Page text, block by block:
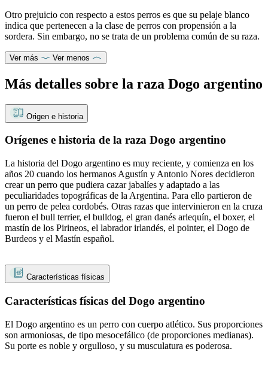
Otro prejuicio con respecto a estos perros es que su pelaje blanco
indica que pertenecen a la clase de perros con propensión a la
sordera. Sin embargo, no se trata de un problema común de su raza.
Ver más Ver menos
Más detalles sobre la raza Dogo argentino
Origen e historia
Orígenes e historia de la raza Dogo argentino
La historia del Dogo argentino es muy reciente, y comienza en los
años 20 cuando los hermanos Agustín y Antonio Nores decidieron
crear un perro que pudiera cazar jabalíes y adaptado a las
peculiaridades topográficas de la Argentina. Para ello partieron de
un perro de pelea cordobés. Otras razas que intervinieron en la cruza
fueron el bull terrier, el bulldog, el gran danés arlequín, el boxer, el
mastín de los Pirineos, el labrador irlandés, el pointer, el Dogo de
Burdeos y el Mastín español.
Características físicas
Características físicas del Dogo argentino
El Dogo argentino es un perro con cuerpo atlético. Sus proporciones
son armoniosas, de tipo mesocefálico (de proporciones medianas).
Su porte es noble y orgulloso, y su musculatura es poderosa.